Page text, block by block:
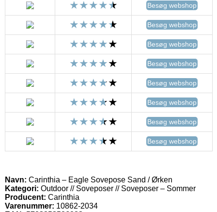
Besøg webshop
Besøg webshop
Besøg webshop
Besøg webshop
Besøg webshop
Besøg webshop
Besøg webshop
Besøg webshop
Navn: Carinthia – Eagle Sovepose Sand / Ørken
Kategori: Outdoor // Soveposer // Soveposer – Sommer
Producent: Carinthia
Varenummer: 10862-2034